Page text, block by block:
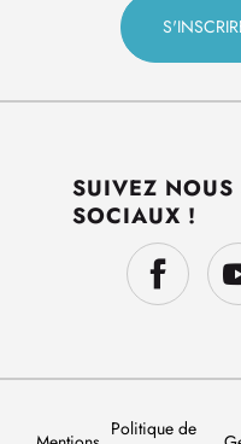
SUIVEZ NOUS
SOCIAUX !
Politique de